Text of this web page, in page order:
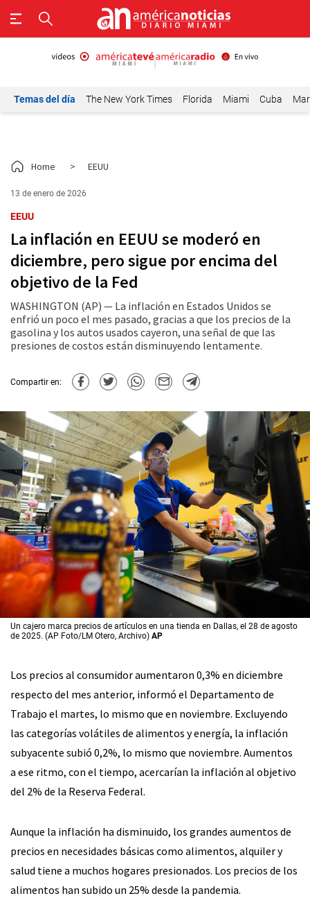
Temas del día The New York Times Florida Miami Cuba
Home > EEUU
13 de enero de 2026
EEUU
La inflación en EEUU se moderó en
diciembre, pero sigue por encima del
objetivo de la Fed
WASHINGTON (AP) — La inflación en Estados Unidos se
enfrió un poco el mes pasado, gracias a que los precios de la
gasolina y los autos usados cayeron, una señal de que las
presiones de costos están disminuyendo lentamente.
Compartir en:
Un cajero marca precios de artículos en una tienda en Dallas, el 28 de agosto
de 2025. (AP Foto/LM Otero, Archivo) AP
Los precios al consumidor aumentaron 0,3% en diciembre
respecto del mes anterior, informó el Departamento de
Trabajo el martes, lo mismo que en noviembre. Excluyendo
las categorías volátiles de alimentos y energía, la inflación
subyacente subió 0,2%, lo mismo que noviembre. Aumentos
a ese ritmo, con el tiempo, acercarían la inflación al objetivo
del 2% de la Reserva Federal.
Aunque la inflación ha disminuido, los grandes aumentos de
precios en necesidades básicas como alimentos, alquiler y
salud tiene a muchos hogares presionados. Los precios de los
alimentos han subido un 25% desde la pandemia.